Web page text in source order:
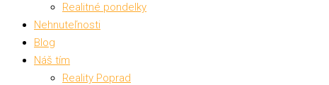
Realitné pondelky
Nehnuteľnosti
Blog
Náš tím
Reality Poprad